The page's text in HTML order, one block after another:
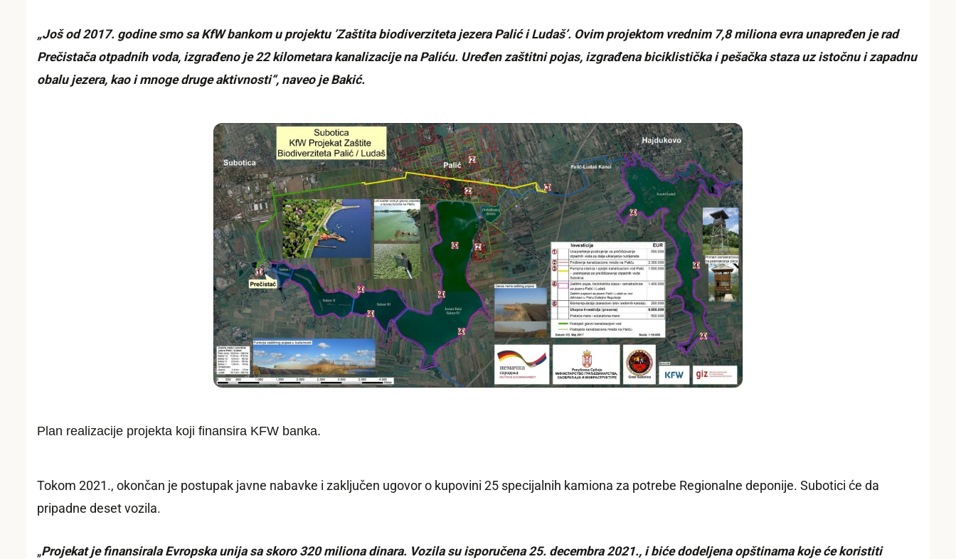
„Još od 2017. godine smo sa KfW bankom u projektu ’Zaštita biodiverziteta jezera Palić i Ludaš’. Ovim projektom vrednim 7,8 miliona evra unapređen je rad
Prečistača otpadnih voda, izgrađeno je 22 kilometara kanalizacije na Paliću. Uređen zaštitni pojas, izgrađena biciklistička i pešačka staza uz istočnu i zapadnu
obalu jezera, kao i mnoge druge aktivnosti“, naveo je Bakić.
Plan realizacije projekta koji finansira KFW banka.
Tokom 2021., okončan je postupak javne nabavke i zaključen ugovor o kupovini 25 specijalnih kamiona za potrebe Regionalne deponije. Subotici će da
pripadne deset vozila.
„Projekat je finansirala Evropska unija sa skoro 320 miliona dinara. Vozila su isporučena 25. decembra 2021., i biće dodeljena opštinama koje će koristiti